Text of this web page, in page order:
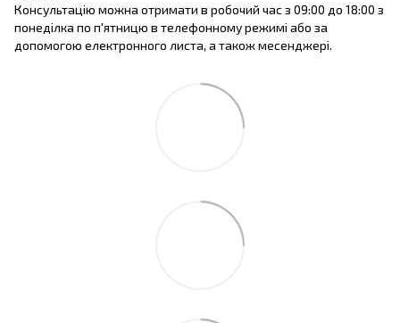
Консультацію можна отримати в робочий час з 09:00 до 18:00 з
понеділка по п'ятницю в телефонному режимі або за
допомогою електронного листа, а також месенджері.